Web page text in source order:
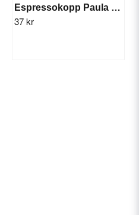
Espressokopp Paula 7 cl
37 kr